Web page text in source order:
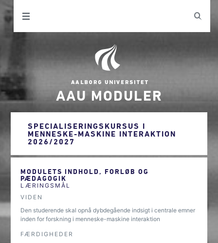
AAU MODULER
SPECIALISERINGSKURSUS I
MENNESKE-MASKINE INTERAKTION
2026/2027
MODULETS INDHOLD, FORLØB OG
PÆDAGOGIK
LÆRINGSMÅL
VIDEN
Den studerende skal opnå dybdegående indsigt i centrale emner
inden for forskning i menneske-maskine interaktion
FÆRDIGHEDER